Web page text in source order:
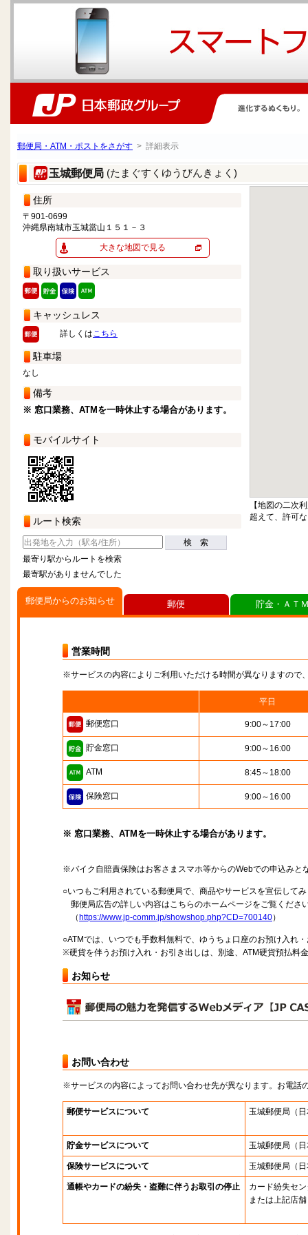
郵便局・ATM・ポストをさがす > 詳細表示
玉城郵便局 (たまぐすくゆうびんきょく)
住所
〒901-0699
沖縄県南城市玉城當山１５１－３
大きな地図で見る
取り扱いサービス
キャッシュレス
詳しくはこちら
駐車場
なし
備考
※ 窓口業務、ATMを一時休止する場合があります。
モバイルサイト
ルート検索
検 索
最寄り駅からルートを検索
最寄駅がありませんでした
【地図の二次
超えて、許可
郵便局からのお知らせ
営業時間
※サービスの内容によりご利用いただける時間が異なりますので
平日
郵便窓口 9:00～17:00
貯金窓口 9:00～16:00
ATM 8:45～18:00
保険窓口 9:00～16:00
※ 窓口業務、ATMを一時休止する場合があります。
※バイク自賠責保険はお客さまスマホ等からのWebでの申込みと
○いつもご利用されている郵便局で、商品やサービスを宣伝して
郵便局広告の詳しい内容はこちらのホームページをご覧くださ
（ https://www.jp-comm.jp/showshop.php?CD=700140）
○ATMでは、いつでも手数料無料で、ゆうちょ口座のお預け入れ
※硬貨を伴うお預け入れ・お引き出しは、別途、ATM硬貨預払料
お知らせ
お問い合わせ
※サービスの内容によってお問い合わせ先が異なります。お電話
郵便サービスについて 玉城郵便局 （
貯金サービスについて 玉城郵便局 （
保険サービスについて 玉城郵便局 （
通帳やカードの紛失・盗難に伴うお取引の停止
カード紛失セ
または上記店舗
郵便 貯金・ＡＴ